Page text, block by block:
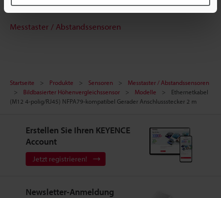
Testgerät anfordern
Messtaster / Abstandssensoren
Startseite Produkte Sensoren
Messtaster / Abstandssensoren
Bildbasierter Höhenvergleichssensor
Modelle
Ethernetkabel
(M12 4-polig/RJ45) NFPA79-kompatibel Gerader Anschlussstecker 2 m
Erstellen Sie Ihren KEYENCE
Account
Jetzt registrieren!
Newsletter-Anmeldung